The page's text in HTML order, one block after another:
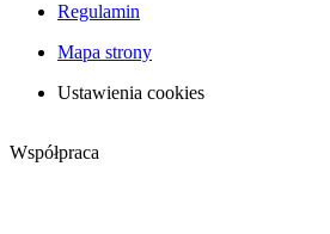
Regulamin
Mapa strony
Ustawienia cookies
Współpraca